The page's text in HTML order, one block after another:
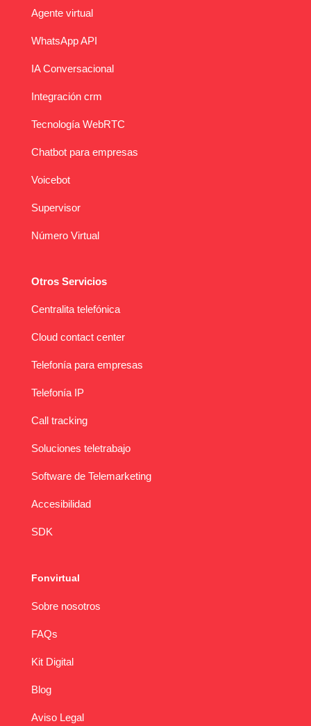
Agente virtual
WhatsApp API
IA Conversacional
Integración crm
Tecnología WebRTC
Chatbot para empresas
Voicebot
Supervisor
Número Virtual
Otros Servicios
Centralita telefónica
Cloud contact center
Telefonía para empresas
Telefonía IP
Call tracking
Soluciones teletrabajo
Software de Telemarketing
Accesibilidad
SDK
Fonvirtual
Sobre nosotros
FAQs
Kit Digital
Blog
Aviso Legal